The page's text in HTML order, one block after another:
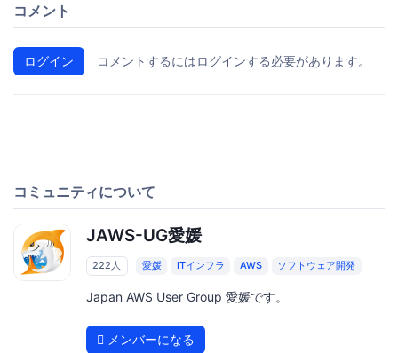
コメント
ログイン コメントするにはログインする必要があります。
コミュニティについて
JAWS-UG愛媛
222人 愛媛 ITインフラ AWS ソフトウェア開発
Japan AWS User Group 愛媛です。
メンバーになる